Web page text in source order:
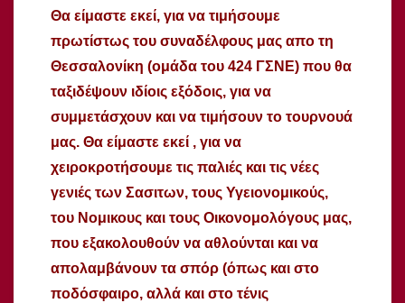
Θα είμαστε εκεί, για να τιμήσουμε
πρωτίστως του συναδέλφους μας απο τη
Θεσσαλονίκη (ομάδα του 424 ΓΣΝΕ) που θα
ταξιδέψουν ιδίοις εξόδοις, για να
συμμετάσχουν και να τιμήσουν το τουρνουά
μας. Θα είμαστε εκεί , για να
χειροκροτήσουμε τις παλιές και τις νέες
γενιές των Σασιτων, τους Υγειονομικούς,
του Νομικους και τους Οικονομολόγους μας,
που εξακολουθούν να αθλούνται και να
απολαμβάνουν τα σπόρ (όπως και στο
ποδόσφαιρο, αλλά και στο τένις